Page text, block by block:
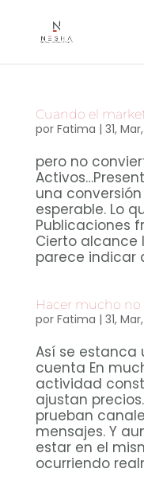
Cuando el
por Fatima | 31,
pero no
una
esperable. Lo
Publicaciones
Cierto alcance
parece indicar
Hacer mucho no
por Fatima | 31,
Así se estanca
cuenta En
actividad
ajustan
prueban
mensajes. Y
estar en el
ocurriendo